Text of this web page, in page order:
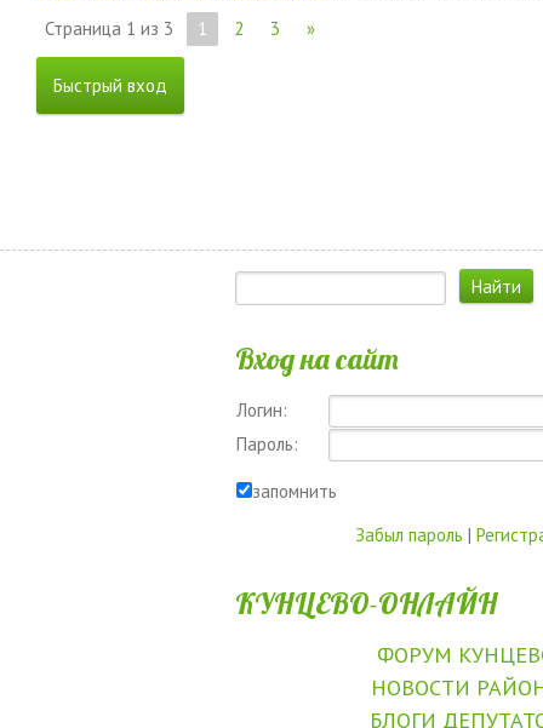
Страница 1 из 3 1 2 3 »
Вход на сайт
Логин:
Пароль:
запомнить
Забыл пароль |
КУНЦЕВО-ОНЛАЙН
ФОРУМ
НОВОСТИ
БЛОГИ